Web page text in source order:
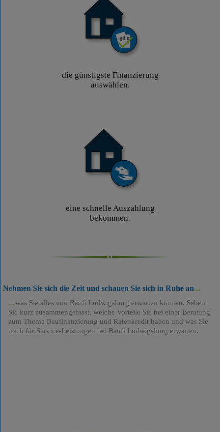
die günstigste Finanzierung
auswählen.
eine schnelle Auszahlung
bekommen.
Nehmen Sie sich die Zeit und schauen Sie sich in Ruhe an
was Sie alles von Baufi Ludwigsburg erwarten können. Sehen
Sie kurz zusammengefasst, welche Vorteile Sie bei einer Beratung
zum Thema Baufinanzierung und Ratenkredit haben und was Sie
noch für Service-Leistungen bei Baufi Ludwigsburg erwarten.